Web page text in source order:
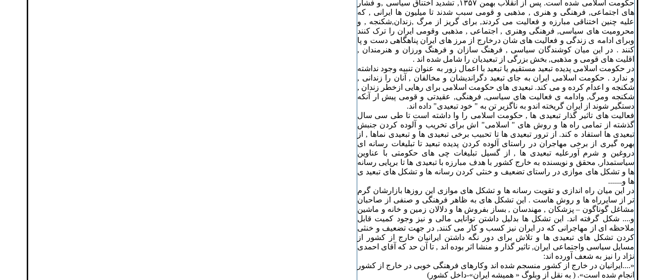
حکومت اسلامی شده است. پس از انقلاب بهمن ۱٣۵۷, تشدید اختناق سیاسی ,و فشار
های اجتماعی, فرهنگی و هنری , مذهبی و قومی سبب شدند تا میلیون ها ایرانی , که
علیه چنین اختناقی مبارزه و فعالیت می کردند, برای گریز از مرگ ,زندان,شکنجه , و
محرومیت های سیاسی, فرهنگی وهنری , اجتماعی , مذهبی وقومی ایران را ترک کنند
وبرای ادامه ی زندگی و فعالیت های شان درخارج از مرز های ایران پناهگاهی دست و پا
کنند . در این میان کوشندگان سیاسی , فرهنگ سازان و فرهنگ ورزان و هنرمندان ,
اقلیت های قومی و مذهبی, بخش بزرگی از تبعیدیان را شامل شده اند .
در حکومت اسلامی پدیده تبعید مستقیم یا تبعید با اعمال زور به عنوان تنبیه وجود نداشته
و ندارد . حکومت اسلامی ایران به جای تبعید دگراندیشان و مخالفان , آنان را زندانی ,
شکنجه و اعدام کرده و می کند. تبعیدی های حکومت اسلامی برای رهایی ازخطر زندان ,
شکنجه ومرگ, وادامه ی فعالیت های سیاسی, فرهنگی, عقیدتی و قومی پیش ار آنکه
دستگیر شوند از ایران گریخته اندو به ناگزیر تن به " خود تبعیدی" داده اند.
فعالیت های تاثیر گذار تبعیدی ها , حکومت اسلامی را وا داشته است تا طی سی سال
گذشته از تمامی راه ها و روش های " اسلامی" اش برای تخریب و آلوده کردن جنبش
تبعیدی ها استفاد ه کند. از ترور تبعیدی ها تا تحبیب برخی تبعیدی ها و تبعیدی نماها , از
بهره گیری از برخی مهاجران در راستای آلوده کردن پدیده تبعید تا تبلیغات رسانه ای
دروغین و شرم آورعلیه تبعیدی ها , از گسیل تبلیغات چی های حکومتی با عناوین
سیاستمدار, محقق و نویسنده به خارج کشور با هدف مبارزه با تبعیدی ها تا برپایی رسانه
ها و تشکل های موازی در راستای تضعیف و خنثی کردن رسانه ها و تشکل های تبعید ی
ها و.......
در این میان راه اندازی و تقویت رسانه ها و تشکل های موازی این روزها بازارشان گرم
تر از سایرراه ها و روش هاست . این تشکل های به ظاهر فرهنگی و صنفی از صاحبان
مشاغل گوناگون – پزشکان , مهندسان , بساز بفروش ها و دلالان زمین و خانه و ماشین
و.... شکل گرفته اند. این تشکل ها بدلیل داشتن توانایی مالی و نیز وجود کمیت قابل
ملاحظه ای از مهاجرانی که در ایران نیز کسب و کار می کنند, در جهت تضعیف و خنثی
کردن تشکل های تبعیدی ها و تلاش برای دور نگه داشتن ایرانیان خارج از کشور از
مسایل سیاسی واجتماعی ایران, تاثیر گذار و منشا اثر بوده اند , تا آن حد که آقای احمدی
نژاد را نیز به شعف آورده اند:
«....ایرانیان در خارج از کشور منسجم شده اند وکارهای فرهنگی خوبی در خارج از کشور
انجام شده است». ( به نقل از وبلوگ « همیشه ایران»-داخل کشور)